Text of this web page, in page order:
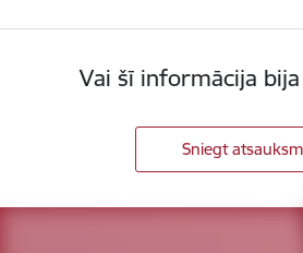
Vai šī informācija
Sniegt